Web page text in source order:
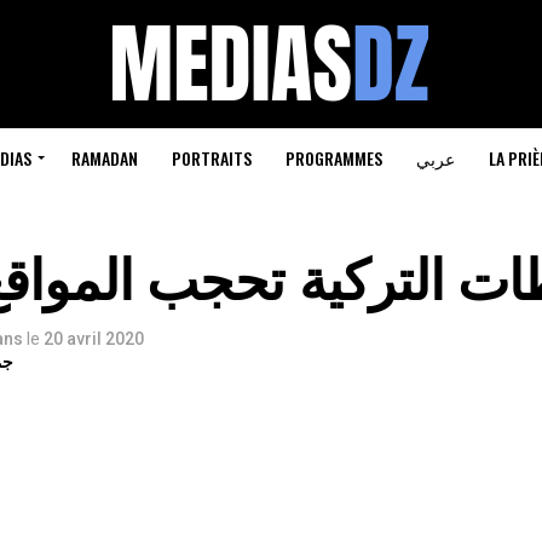
RAMADAN PORTRAITS PROGRAMMES عربي LA
التركية تحجب
le 20 avril 2020